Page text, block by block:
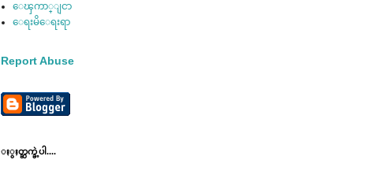
ေၾကာ္ျငာ
ေရးမိေရးရာ
Report Abuse
ႏွႈတ္ဆက္ခဲ့ပါ....